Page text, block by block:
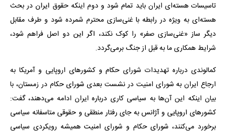
تاسیسات هسته‌ای ایران باید تمام شود و دوم اینکه حقوق ایران در بحث
هسته‌ای به ویژه در رابطه با غنی‌سازی محترم شمرده شود و طرف مقابل
دیگر ساز «غنی‌سازی صفر» را کوک نکند، اگر این دو اصل فراهم شود،
شرایط همکاری ما به قبل از جنگ برمی‌گردد.
کمالوندی درباره تهدیدات شورای حکام و کشورهای اروپایی و آمریکا به
ارجاع ایران به شورای امنیت در نشست بعدی شورای حکام در زمستان، با
بیان اینکه این آن‌ها به سیاسی کاری درباره ایران ادامه می‌دهند، گفت:
کشورهای اروپایی و آژانس به جای رفتار منطقی و حقوقی متاسفانه سیاسی
برخورد می‌کنند، شورای حکام و شورای امنیت همیشه رویکردی سیاسی